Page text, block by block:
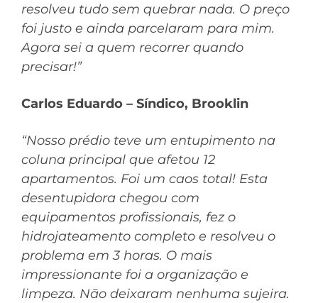
resolveu tudo sem quebrar nada. O preço
foi justo e ainda parcelaram para mim.
Agora sei a quem recorrer quando
precisar!”
Carlos Eduardo – Síndico, Brooklin
“Nosso prédio teve um entupimento na
coluna principal que afetou 12
apartamentos. Foi um caos total! Esta
desentupidora chegou com
equipamentos profissionais, fez o
hidrojateamento completo e resolveu o
problema em 3 horas. O mais
impressionante foi a organização e
limpeza. Não deixaram nenhuma sujeira.